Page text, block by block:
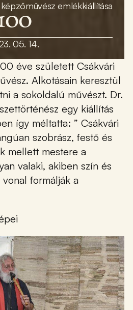
emlékkiállítása
05. 14.
éve született Csákvári
Alkotásain keresztül
a sokoldalú művészt. Dr.
egy kiállítás
így méltatta: ” Csákvári
szobrász, festő és
mellett mestere a
valaki, akiben szín és
formálják a